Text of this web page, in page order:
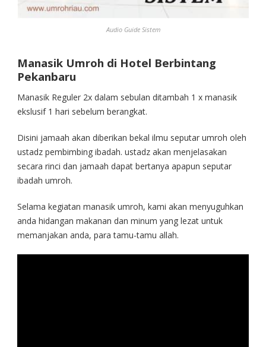
Audio Guide Sistem
Manasik Umroh di Hotel Berbintang
Pekanbaru
Manasik Reguler 2x dalam sebulan ditambah 1 x manasik
ekslusif 1 hari sebelum berangkat.
Disini jamaah akan diberikan bekal ilmu seputar umroh oleh
ustadz pembimbing ibadah. ustadz akan menjelasakan
secara rinci dan jamaah dapat bertanya apapun seputar
ibadah umroh.
Selama kegiatan manasik umroh, kami akan menyuguhkan
anda hidangan makanan dan minum yang lezat untuk
memanjakan anda, para tamu-tamu allah.